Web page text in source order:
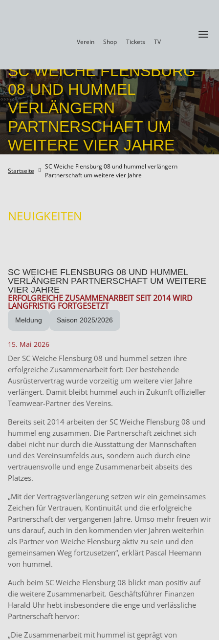
Verein Shop Tickets TV a
SC WEICHE FLENSBURG
08 UND HUMMEL
VERLÄNGERN
PARTNERSCHAFT UM
WEITERE VIER JAHRE
Startseite 
SC Weiche Flensburg 08 und hummel verlängern
Partnerschaft um weitere vier Jahre
NEUIGKEITEN
SC WEICHE FLENSBURG 08 UND HUMMEL
VERLÄNGERN PARTNERSCHAFT UM WEITERE
VIER JAHRE
ERFOLGREICHE ZUSAMMENARBEIT SEIT 2014 WIRD
LANGFRISTIG FORTGESETZT
Meldung Saison 2025/2026
15. Mai 2026
Der SC Weiche Flensburg 08 und hummel setzen ihre
erfolgreiche Zusammenarbeit fort: Der bestehende
Ausrüstervertrag wurde vorzeitig um weitere vier Jahre
verlängert. Damit bleibt hummel auch in Zukunft offizieller
Teamwear-Partner des Vereins.
Bereits seit 2014 arbeiten der SC Weiche Flensburg 08 und
hummel eng zusammen. Die Partnerschaft zeichnet sich
dabei nicht nur durch die Ausstattung der Mannschaften
und des Vereinsumfelds aus, sondern auch durch eine
vertrauensvolle und enge Zusammenarbeit abseits des
Platzes.
„Mit der Vertragsverlängerung setzen wir ein gemeinsames
Zeichen für Vertrauen, Kontinuität und die erfolgreiche
Partnerschaft der vergangenen Jahre. Umso mehr freuen wir
uns darauf, auch in den kommenden vier Jahren weiterhin
als Partner von Weiche Flensburg aktiv zu sein und den
gemeinsamen Weg fortzusetzen“, erklärt Pascal Heemann
von hummel.
Auch beim SC Weiche Flensburg 08 blickt man positiv auf
die weitere Zusammenarbeit. Geschäftsführer Finanzen
Harald Uhr hebt insbesondere die enge und verlässliche
Partnerschaft hervor:
„Die Zusammenarbeit mit hummel ist geprägt von